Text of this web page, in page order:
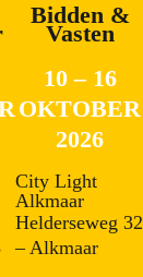
Bidden &
Vasten
10 – 16
OKTOBER
2026
City Light
Alkmaar
Helderseweg 32
– Alkmaar